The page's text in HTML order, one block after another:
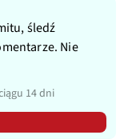
śledź
Nie
14 dni